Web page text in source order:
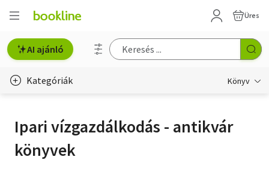
Üres
AI ajánló
Kategóriák Könyv
Erotika
Gyermek- és ifjúsági
Ipari vízgazdálkodás - antikvár
könyvek